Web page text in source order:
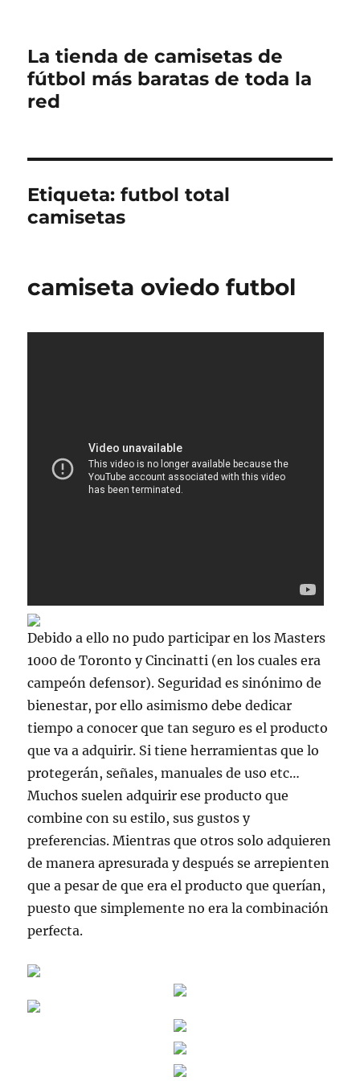
La tienda de camisetas de
fútbol más baratas de toda la
red
Etiqueta:futbol total
camisetas
camiseta oviedo futbol
Debido a ello no pudo participar en los Masters
1000 de Toronto y Cincinatti (en los cuales era
campeón defensor). Seguridad es sinónimo de
bienestar, por ello asimismo debe dedicar
tiempo a conocer que tan seguro es el producto
que va a adquirir. Si tiene herramientas que lo
protegerán, señales, manuales de uso etc…
Muchos suelen adquirir ese producto que
combine con su estilo, sus gustos y
preferencias. Mientras que otros solo adquieren
de manera apresurada y después se arrepienten
que a pesar de que era el producto que querían,
puesto que simplemente no era la combinación
perfecta.